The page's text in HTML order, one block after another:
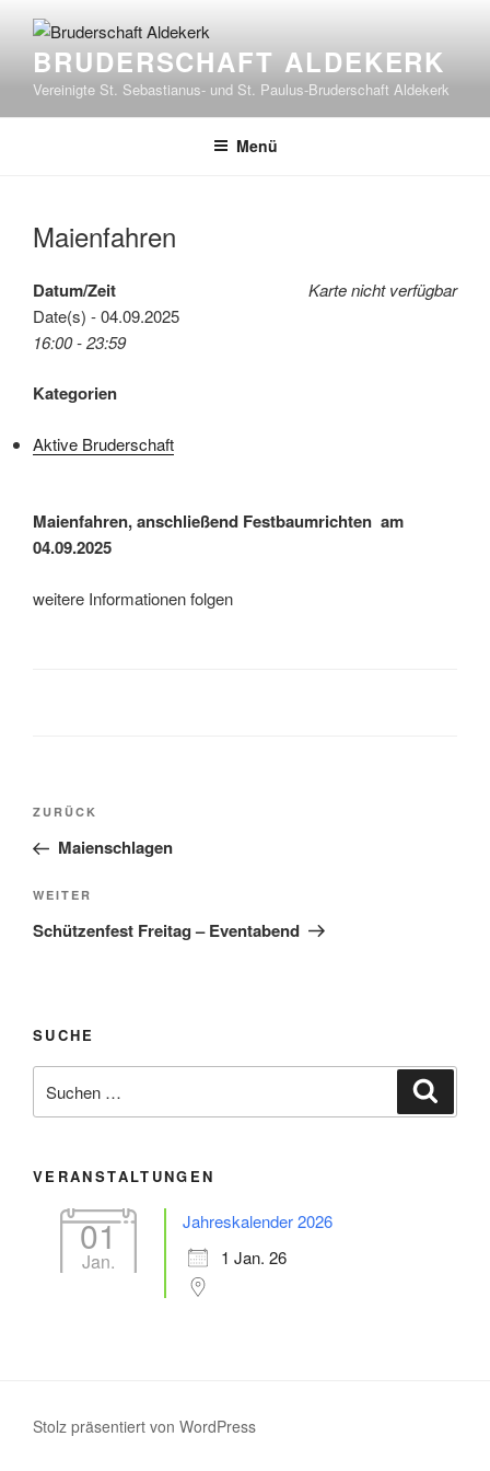
Inhalt
springenBRUDERSCHAFT ALDEKERK
Vereinigte St. Sebastianus- und St. Paulus-Bruderschaft Aldekerk
Menü
Maienfahren
Karte nicht verfügbar
Datum/Zeit
Date(s) - 04.09.2025
16:00 - 23:59
Kategorien
Aktive Bruderschaft
Maienfahren, anschließend Festbaumrichten am
04.09.2025
weitere Informationen folgen
Beitragsnavigation
Vorheriger
Beitrag
ZURÜCK
Maienschlagen
Nächster
Beitrag
WEITER
Schützenfest Freitag – Eventabend
SUCHE
nach:
VERANSTALTUNGEN
01
Jan.
Jahreskalender 2026
1 Jan. 26
Stolz präsentiert von WordPress